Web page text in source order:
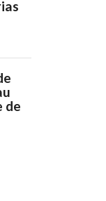
de